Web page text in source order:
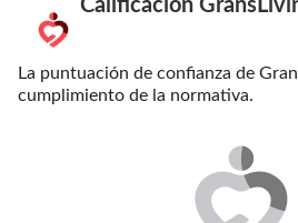
Calificación
La puntuación de confianza de
cumplimiento de la normativa.